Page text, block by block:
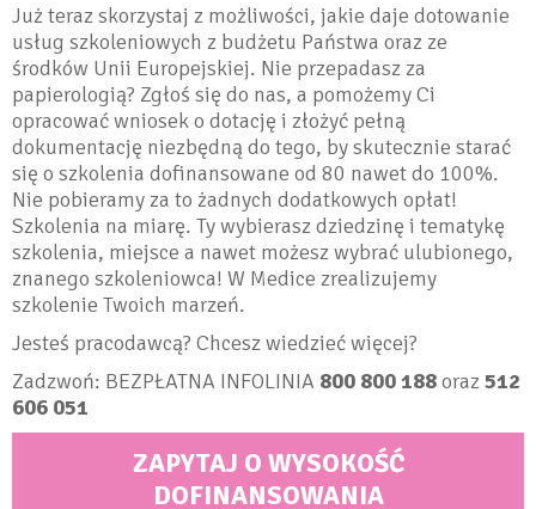
Już teraz skorzystaj z możliwości, jakie daje dotowanie
usług szkoleniowych z budżetu Państwa oraz ze
środków Unii Europejskiej. Nie przepadasz za
papierologią? Zgłoś się do nas, a pomożemy Ci
opracować wniosek o dotację i złożyć pełną
dokumentację niezbędną do tego, by skutecznie starać
się o szkolenia dofinansowane od 80 nawet do 100%.
Nie pobieramy za to żadnych dodatkowych opłat!
Szkolenia na miarę. Ty wybierasz dziedzinę i tematykę
szkolenia, miejsce a nawet możesz wybrać ulubionego,
znanego szkoleniowca! W Medice zrealizujemy
szkolenie Twoich marzeń.
Jesteś pracodawcą? Chcesz wiedzieć więcej?
Zadzwoń: BEZPŁATNA INFOLINIA 800 800 188oraz512
606 051
ZAPYTAJ O WYSOKOŚĆ
DOFINANSOWANIA